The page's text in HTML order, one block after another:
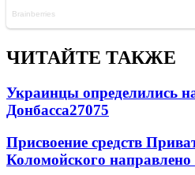
ЧИТАЙТЕ ТАКЖЕ
Украинцы определились
Донбасса27075
Присвоение средств
Коломойского направлено